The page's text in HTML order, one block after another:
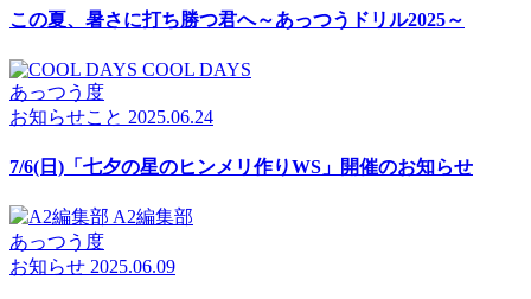
この夏、暑さに打ち勝つ君へ～あっつうドリル2025～
COOL DAYS
あっつう度
お知らせこと 2025.06.24
7/6(日)「七夕の星のヒンメリ作りWS」開催のお知らせ
A2編集部
あっつう度
お知らせ 2025.06.09